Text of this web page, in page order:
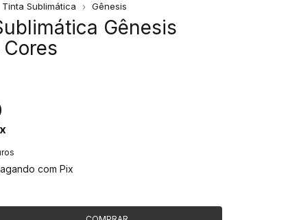
Tinta Sublimática Gênesis
Gênesis
com Pix